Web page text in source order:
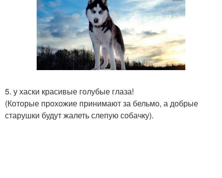
5. у хаски красивые голубые глаза!
(Которые прохожие принимают за бельмо, а добрые
старушки будут жалеть слепую собачку).